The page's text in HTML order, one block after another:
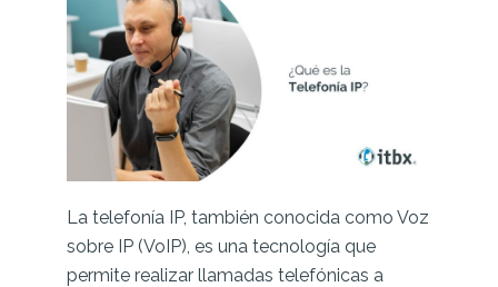
La telefonía IP, también conocida como Voz
sobre IP (VoIP), es una tecnología que
permite realizar llamadas telefónicas a